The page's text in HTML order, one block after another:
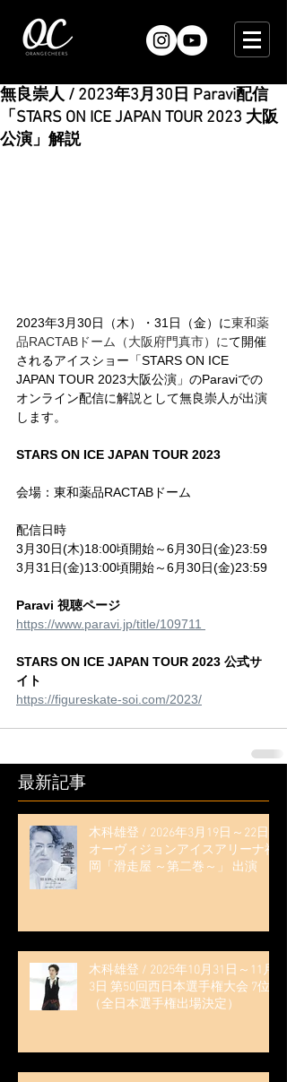
無良崇人 / 2023年3月30日 Paravi配信
「STARS ON ICE JAPAN TOUR 2023 大阪
公演」解説
2023年3月30日（木）・31日（金）に東和薬
品RACTABドーム（大阪府門真市）にて開催
されるアイスショー「STARS ON ICE
JAPAN TOUR 2023大阪公演」のParaviでの
オンライン配信に解説として無良崇人が出演
します。
STARS ON ICE JAPAN TOUR 2023
会場：東和薬品RACTABドーム
配信日時
3月30日(木)18:00頃開始～6月30日(金)23:59
3月31日(金)13:00頃開始～6月30日(金)23:59
Paravi 視聴ページ
https://www.paravi.jp/title/109711
STARS ON ICE JAPAN TOUR 2023 公式サ
イト
https://figureskate-soi.com/2023/
最新記事
木科雄登 / 2026年3月19日～22日
オーヴィジョンアイスアリーナ福
岡「滑走屋 ～第二巻～」 出演
木科雄登 / 2025年10月31日～11月
3日 第50回西日本選手権大会 7位
（全日本選手権出場決定）